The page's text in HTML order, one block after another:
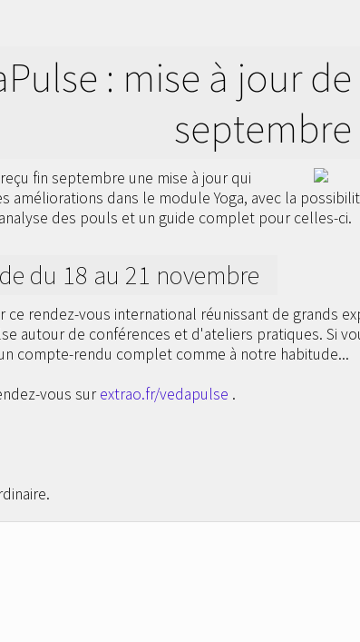
: mise à jour de
septembre
fin septembre une mise à jour qui
améliorations dans le module Yoga, avec la
des pouls et un guide complet pour celles-ci.
du 18 au 21 novembre
rendez-vous international réunissant de grands
autour de conférences et d'ateliers pratiques. Si
compte-rendu complet comme à notre habitude...
vous surextrao.fr/vedapulse .